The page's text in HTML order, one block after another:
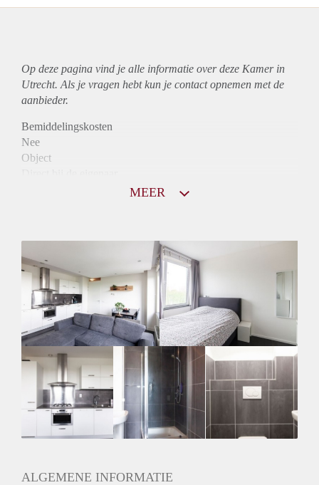
Op deze pagina vind je alle informatie over deze Kamer in
Utrecht. Als je vragen hebt kun je contact opnemen met de
aanbieder.
Bemiddelingskosten
Nee
Object
Mogelijk
Inkomen eis
2,7 X Maandhuur Bruto
Huurtermijn
Onbepaalde termijn
Oplevering
Gestoffeerd
MEER
ALGEMENE INFORMATIE